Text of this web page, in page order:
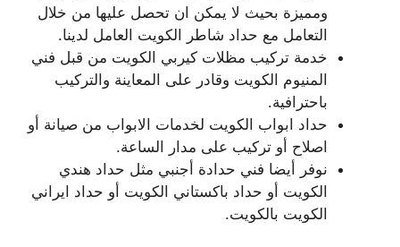
ومميزة بحيث لا يمكن ان تحصل عليها من خلال
التعامل مع حداد شاطر الكويت العامل لدينا.
خدمة تركيب مظلات كيربي الكويت من قبل فني
المنيوم الكويت وقادر على المعاينة والتركيب
باحترافية.
حداد ابواب الكويت لخدمات الابواب من صيانة أو
اصلاح أو تركيب على مدار الساعة.
نوفر أيضا فني حدادة أجنبي مثل حداد هندي
الكويت أو حداد باكستاني الكويت أو حداد ايراني
الكويت بالكويت.